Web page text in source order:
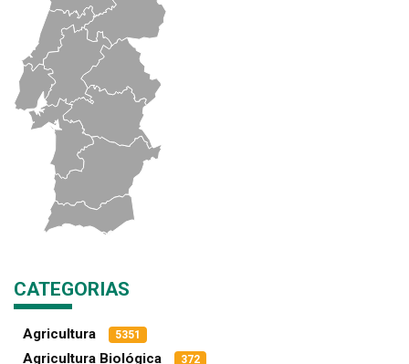
CATEGORIAS
Agricultura 5351
Agricultura Biológica 372